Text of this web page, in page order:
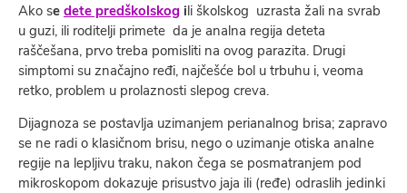
Ako se dete predškolskog ili školskog uzrasta žali na svrab
u guzi, ili roditelji primete da je analna regija deteta
raščešana, prvo treba pomisliti na ovog parazita. Drugi
simptomi su značajno ređi, najčešće bol u trbuhu i, veoma
retko, problem u prolaznosti slepog creva.
Dijagnoza se postavlja uzimanjem perianalnog brisa; zapravo
se ne radi o klasičnom brisu, nego o uzimanje otiska analne
regije na lepljivu traku, nakon čega se posmatranjem pod
mikroskopom dokazuje prisustvo jaja ili (ređe) odraslih jedinki